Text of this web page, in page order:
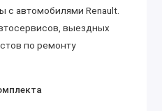
с автомобилями Renault.
выездных
по ремонту